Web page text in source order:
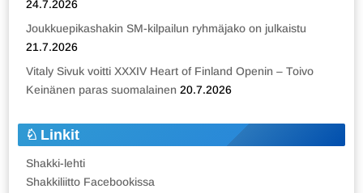
24.7.2026
Joukkuepikashakin SM-kilpailun ryhmäjako on julkaistu
21.7.2026
Vitaly Sivuk voitti XXXIV Heart of Finland Openin – Toivo
Keinänen paras suomalainen 20.7.2026
Linkit
Shakki-lehti
Shakkiliitto Facebookissa